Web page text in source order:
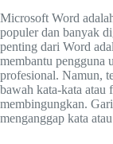
Microsoft Word
populer dan banyak
penting dari Word
membantu pengguna
profesional. Namun,
bawah kata-kata atau
membingungkan.
menganggap kata